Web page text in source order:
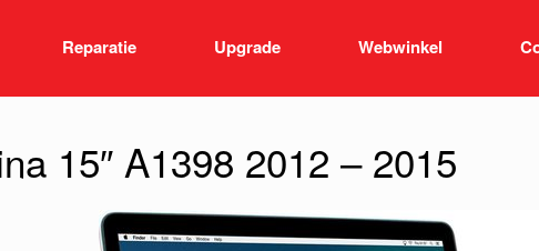
Reparatie Upgrade Webwinkel
15″ A1398 2012 – 2015